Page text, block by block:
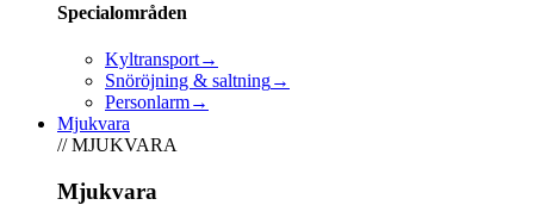
Specialområden
Kyltransport→
Snöröjning & saltning→
Personlarm→
Mjukvara
// MJUKVARA
Mjukvara